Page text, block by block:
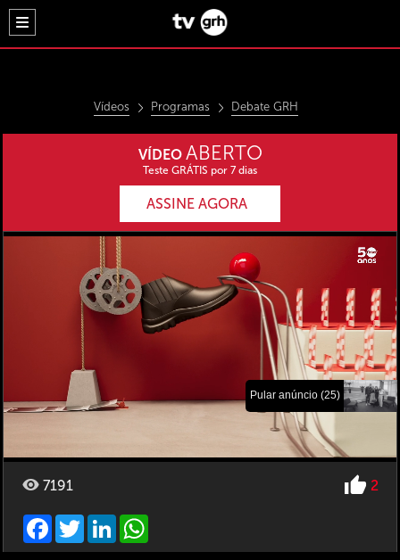
Vídeos Programas Debate GRH
VÍDEO ABERTO
Teste GRÁTIS por 7 dias
ASSINE AGORA
Pular anúncio (25)
7191 2
Facebook
TwitterLinkedIn